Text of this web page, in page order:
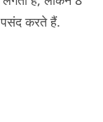
करते हैं.